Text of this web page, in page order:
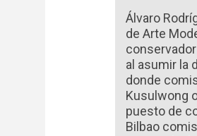
Álvaro
de Arte
al asumir la
donde
Kusulwong
puesto de
Bilbao